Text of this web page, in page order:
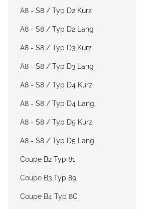
A8 - S8 / Typ D2 Kurz
A8 - S8 / Typ D2 Lang
A8 - S8 / Typ D3 Kurz
A8 - S8 / Typ D3 Lang
A8 - S8 / Typ D4 Kurz
A8 - S8 / Typ D4 Lang
A8 - S8 / Typ D5 Kurz
A8 - S8 / Typ D5 Lang
Coupe B2 Typ 81
Coupe B3 Typ 89
Coupe B4 Typ 8C